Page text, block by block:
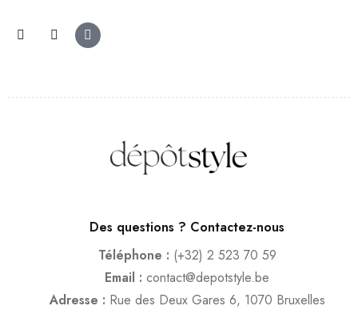
Des questions ? Contactez-nous
Téléphone : (+32) 2 523 70 59
Email : contact@depotstyle.be
Adresse : Rue des Deux Gares 6, 1070 Bruxelles